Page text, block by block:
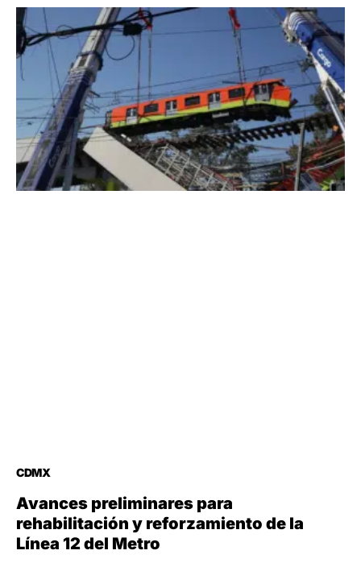
CDMX
Avances preliminares para
rehabilitación y reforzamiento de la
Línea 12 del Metro